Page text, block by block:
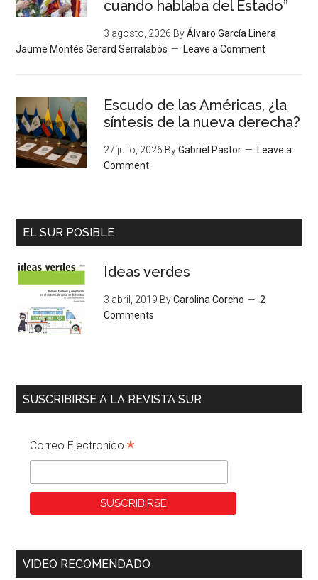
cuando hablaba del Estado”
3 agosto, 2026 ByÁlvaro García Linera
Jaume Montés Gerard Serralabós
Leave a Comment
Escudo de las Américas, ¿la
síntesis de la nueva derecha?
27 julio, 2026 ByGabriel Pastor
Leave a
Comment
EL SUR POSIBLE
Ideas verdes
3 abril, 2019 ByCarolina Corcho
2
Comments
SUSCRIBIRSE A LA REVISTA SUR
Correo Electronico*
VIDEO RECOMENDADO